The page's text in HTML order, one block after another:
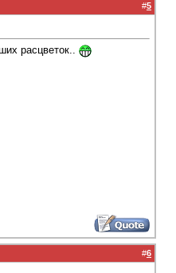
#5
расцветок..
#6